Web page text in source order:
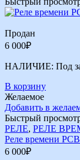
Продан
6 000₽
НАЛИЧИЕ: Под
В корзину
Желаемое
Добавить в
Быстрый
РЕЛЕ, РЕЛЕ
Реле времени
6 000₽